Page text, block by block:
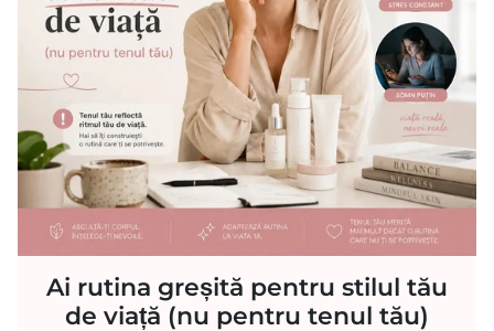
Ai rutina greșită pentru stilul tău
de viață (nu pentru tenul tău)